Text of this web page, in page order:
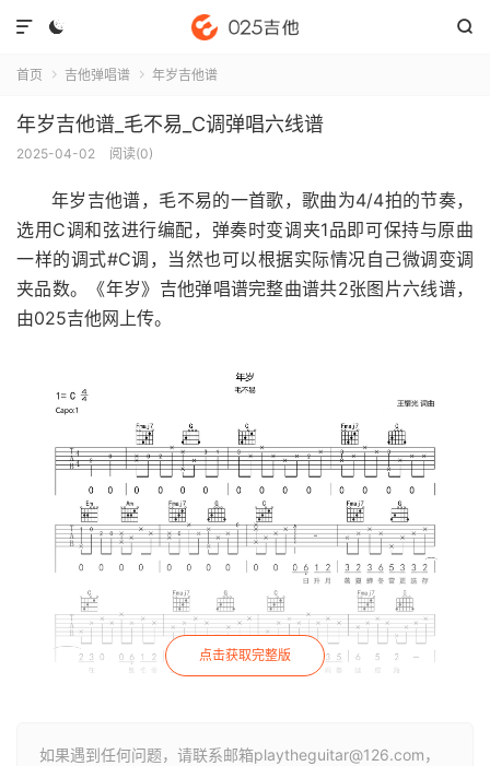
 

首页  吉他弹唱谱  年岁吉他谱
年岁吉他谱_毛不易_C调弹唱六线谱
2025-04-02 阅读(0)
年岁吉他谱，毛不易的一首歌，歌曲为4/4拍的节奏，
选用C调和弦进行编配，弹奏时变调夹1品即可保持与原曲
一样的调式#C调，当然也可以根据实际情况自己微调变调
夹品数。《年岁》吉他弹唱谱完整曲谱共2张图片六线谱，
由025吉他网上传。
点击获取完整版
如果遇到任何问题，请联系邮箱playtheguitar@126.com，